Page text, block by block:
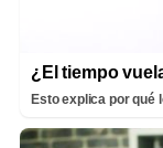
¿El tiempo
Esto explica por qué